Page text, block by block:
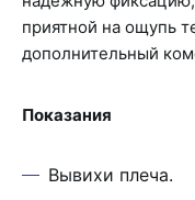
приятной на ощупь
дополнительный
Показания
Вывихи плеча.